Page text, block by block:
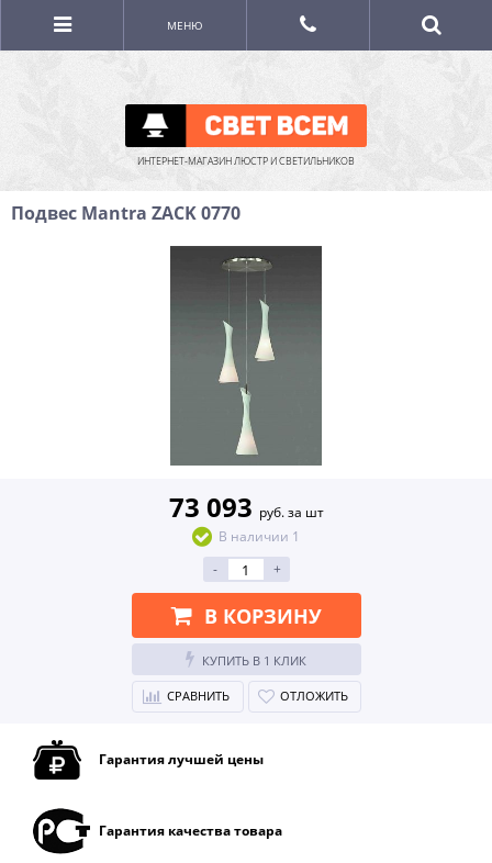
ИНТЕРНЕТ-МАГАЗИН ЛЮСТР И СВЕТИЛЬНИКОВ
МЕНЮ
Подвес Mantra ZACK 0770
73 093 руб. за шт
В наличии 1
-
+
В КОРЗИНУ
КУПИТЬ В 1 КЛИК
СРАВНИТЬ ОТЛОЖИТЬ
Гарантия лучшей цены
Гарантия качества товара